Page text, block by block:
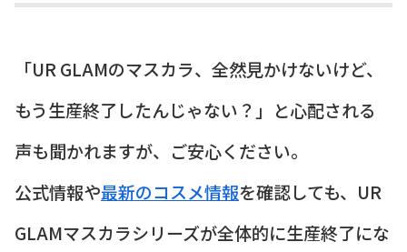
「UR GLAMのマスカラ、全然見かけないけど、
もう生産終了したんじゃない？」と心配される
声も聞かれますが、ご安心ください。
公式情報や最新のコスメ情報を確認しても、UR
GLAMマスカラシリーズが全体的に生産終了にな